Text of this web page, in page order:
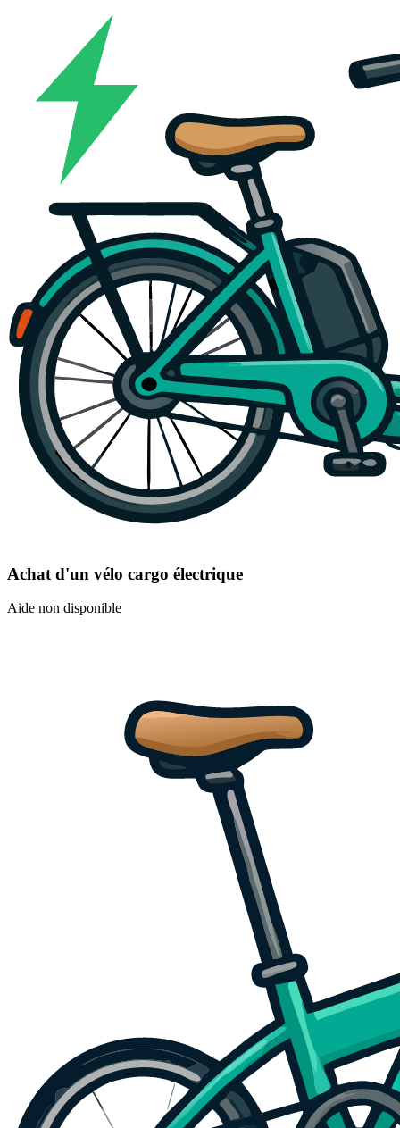
Achat d'un vélo cargo électrique
Aide non disponible